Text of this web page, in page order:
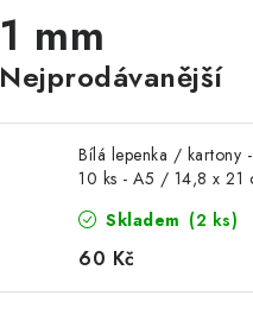
1 mm
Nejprodávanější
Bílá lepenka / kartony -
10 ks - A5 / 14,8 x 21
tvorbu alba
Skladem (2 ks)
60 Kč